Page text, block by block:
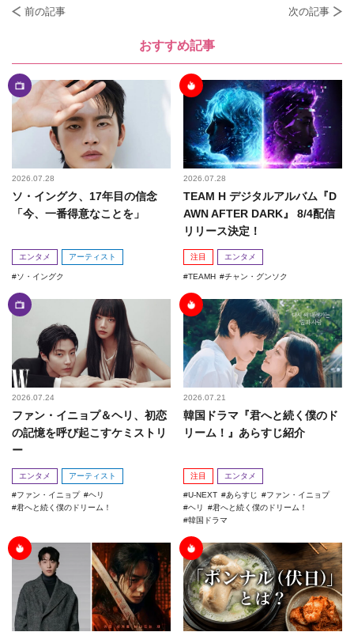
前の記事 次の記事
おすすめ記事
2026.07.28
ソ・イングク、17年目の信念
「今、一番得意なことを」
エンタメ アーティスト
ソ・イングク
2026.07.28
TEAM H デジタルアルバム『D
AWN AFTER DARK』 8/4配信
リリース決定！
注目 エンタメ
TEAMH チャン・グンソク
2026.07.24
ファン・イニョプ＆ヘリ、初恋
の記憶を呼び起こすケミストリ
ー
エンタメ アーティスト
ファン・イニョプ
ヘリ
君へと続く僕のドリーム！
2026.07.21
韓国ドラマ『君へと続く僕のド
リーム！』あらすじ紹介
注目 エンタメ
U-NEXT あらすじ
ファン・イニョプ
ヘリ
君へと続く僕のドリーム！
韓国ドラマ